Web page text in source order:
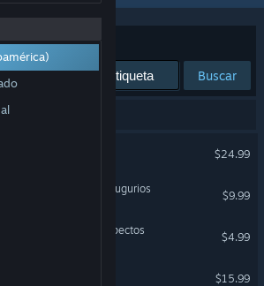
Steam Mobile
Buscar
la búsqueda.
$24.99
- Camino de augurios
$9.99
- Atavíos y aspectos
$4.99
$15.99